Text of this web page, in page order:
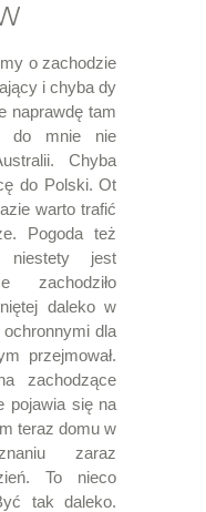
o zachodzie
i chyba dy
naprawdę tam
do mnie nie
Chyba
do Polski. Ot
warto trafić
Pogoda też
niestety jest
zachodziło
daleko w
dla
przejmował.
zachodzące
pojawia się na
teraz domu w
zaraz
To nieco
tak daleko.